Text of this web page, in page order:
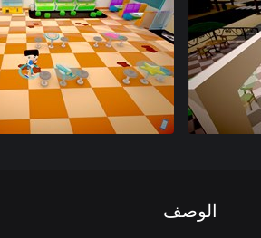
الوصف